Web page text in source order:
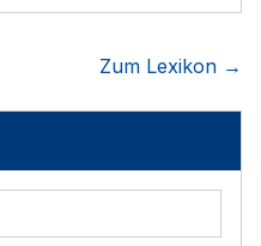
Zum Lexikon →